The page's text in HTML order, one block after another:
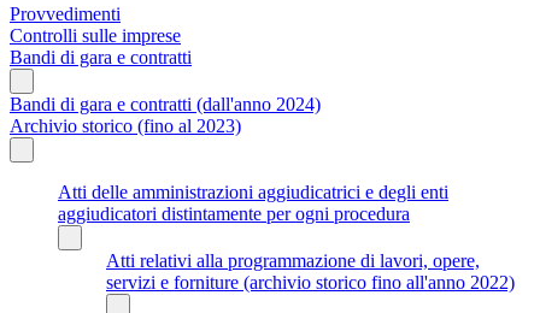
Provvedimenti
Controlli sulle imprese
Bandi di gara e contratti
Bandi di gara e contratti (dall'anno 2024)
Archivio storico (fino al 2023)
Atti delle amministrazioni aggiudicatrici e degli enti
aggiudicatori distintamente per ogni procedura
Atti relativi alla programmazione di lavori, opere,
servizi e forniture (archivio storico fino all'anno 2022)